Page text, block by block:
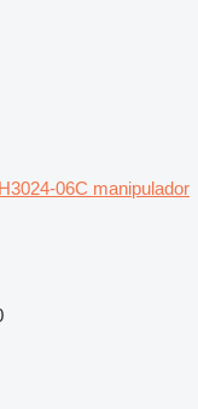
06C manipulador